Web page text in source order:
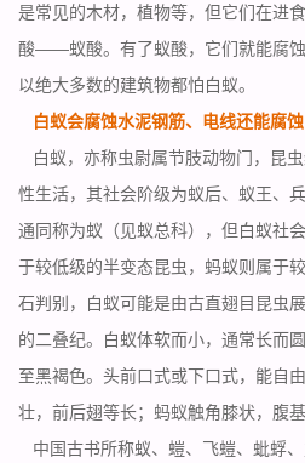
是常见的木材，植物等，但它们在进
酸——蚁酸。有了蚁酸，它们就能腐
以绝大多数的建筑物都怕白蚁。
白蚁会腐蚀水泥钢筋、电线还能腐
白蚁，亦称虫尉属节肢动物门，昆
性生活，其社会阶级为蚁后、蚁王、
通同称为蚁（见蚁总科），但白蚁社
于较低级的半变态昆虫 ，蚂蚁则属于
石判别，白蚁可能是由古直翅目昆虫
的二叠纪。白蚁体软而小，通常长而
至黑褐色。头前口式或下口式，能自
壮，前后翅等长；蚂蚁触角膝状，腹
中国古书所称蚁、螘、飞螘、蚍蜉